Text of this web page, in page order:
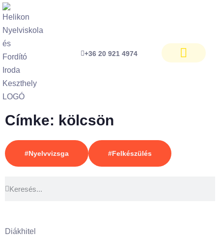
+36 20 921 4974
Címke: kölcsön
#Nyelvvizsga #Felkészülés
Diákhitel